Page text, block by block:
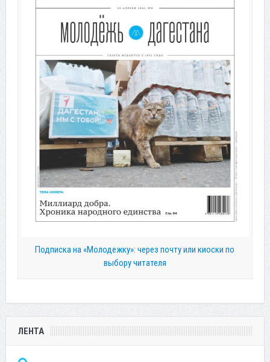
Подписка на «Молодежку»: через почту или киоски по
выбору читателя
ЛЕНТА